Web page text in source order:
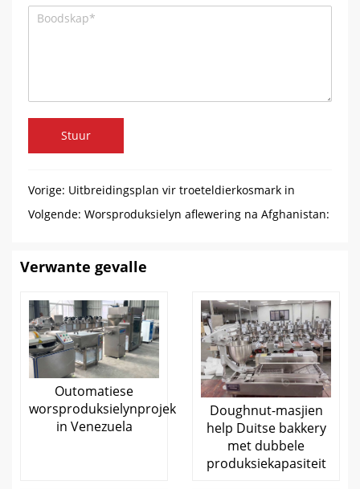
Stuur
Vorige: Uitbreidingsplan vir troeteldierkosmark in
Bolivia: Vier hondekosproduksielyne
Volgende: Worsproduksielyn aflewering na Afghanistan:
Verwante gevalle
Outomatiese
worsproduksielynprojek
in Venezuela
Doughnut-masjien
help Duitse bakkery
met dubbele
produksiekapasiteit